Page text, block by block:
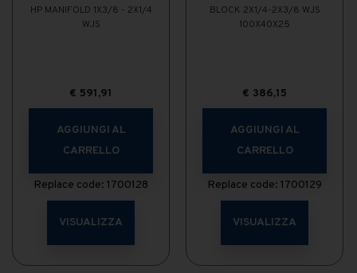
HP MANIFOLD 1X3/8 - 2X1/4
WJS
€ 591,91
AGGIUNGI AL
CARRELLO
Replace code: 1700128
VISUALIZZA
BLOCK 2X1/4-2X3/8 WJS
100X40X25
€ 386,15
AGGIUNGI AL
CARRELLO
Replace code: 1700129
VISUALIZZA